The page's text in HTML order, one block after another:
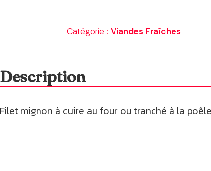
Catégorie : Viandes Fraîches
Description
Filet mignon à cuire au four ou tranché à la